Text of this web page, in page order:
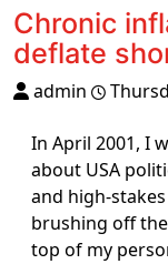
Chronic
deflate
admin
In April 2001, I
about USA
and high-
brushing off
top of my